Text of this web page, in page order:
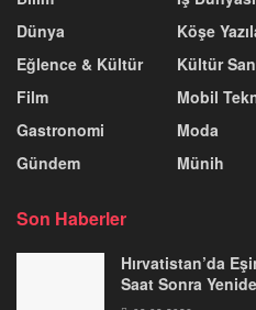
Dünya
Eğlence & Kültür
Film
Gastronomi
Gündem
Köşe
Kültür
Mobil
Moda
Münih
Son Haberler
Hırvatistan’da
Saat Sonra